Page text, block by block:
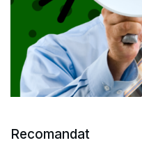
Recomandat